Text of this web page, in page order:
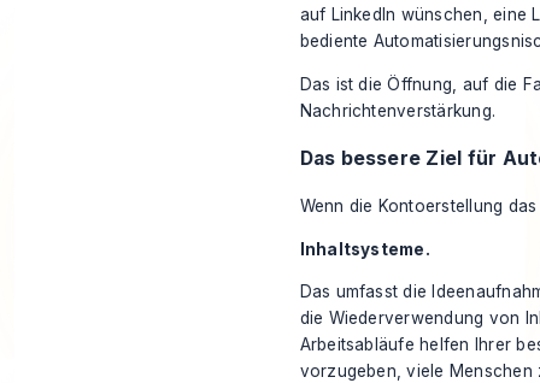
auf LinkedIn wünschen, eine
bediente
Das ist die Öffnung, auf die
Nachrichtenverstärkung.
Das bessere Ziel für
Wenn die Kontoerstellung
Inhaltsysteme.
Das umfasst die
die Wiederverwendung von
Arbeitsabläufe helfen Ihrer
vorzugeben, viele Menschen